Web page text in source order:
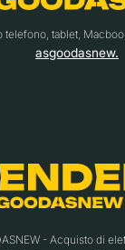
telefono, tablet,
asgoodasnew.
- Acquisto di